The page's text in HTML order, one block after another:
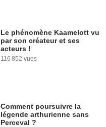
Le phénomène Kaamelott vu
par son créateur et ses
acteurs !
116 852 vues
Comment poursuivre la
légende arthurienne sans
Perceval ?